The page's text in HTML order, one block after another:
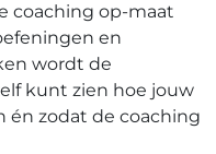
coaching op-maat
en
wordt de
kunt zien hoe jouw
én zodat de coaching